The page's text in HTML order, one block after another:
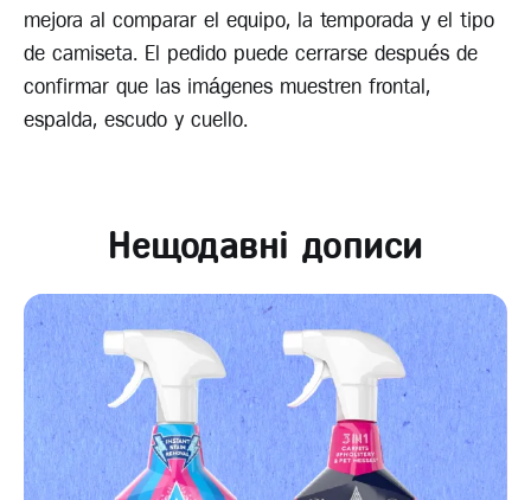
mejora al comparar el equipo, la temporada y el tipo
de camiseta. El pedido puede cerrarse después de
confirmar que las imágenes muestren frontal,
espalda, escudo y cuello.
Нещодавні дописи